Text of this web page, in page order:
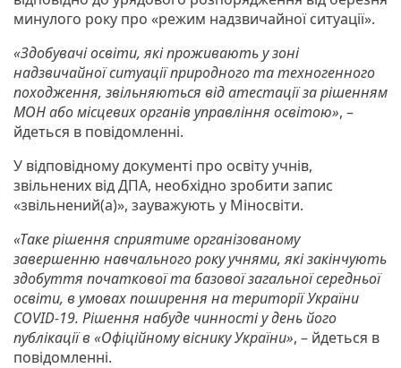
минулого року про «режим надзвичайної ситуації».
«Здобувачі освіти, які проживають у зоні
надзвичайної ситуації природного та техногенного
походження, звільняються від атестації за рішенням
МОН або місцевих органів управління освітою», –
йдеться в повідомленні.
У відповідному документі про освіту учнів,
звільнених від ДПА, необхідно зробити запис
«звільнений(а)», зауважують у Міносвіти.
«Таке рішення сприятиме організованому
завершенню навчального року учнями, які закінчують
здобуття початкової та базової загальної середньої
освіти, в умовах поширення на території України
COVID-19. Рішення набуде чинності у день його
публікації в «Офіційному віснику України», – йдеться в
повідомленні.